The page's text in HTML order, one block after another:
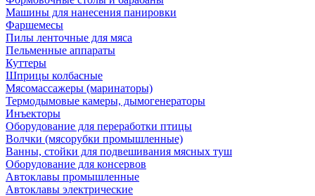
Машины для нанесения панировки
Фаршемесы
Пилы ленточные для мяса
Пельменные аппараты
Куттеры
Шприцы колбасные
Мясомассажеры (маринаторы)
Термодымовые камеры, дымогенераторы
Инъекторы
Оборудование для переработки птицы
Волчки (мясорубки промышленные)
Ванны, стойки для подвешивания мясных туш
Оборудование для консервов
Автоклавы промышленные
Автоклавы электрические